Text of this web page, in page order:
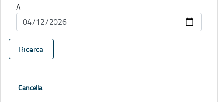
A
Ricerca
Cancella